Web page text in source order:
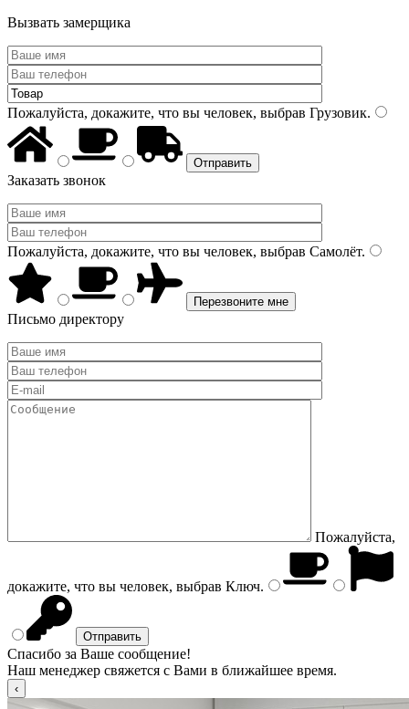
Вызвать замерщика
Пожалуйста, докажите, что вы человек, выбрав Грузовик.
Заказать звонок
Пожалуйста, докажите, что вы человек, выбрав Самолёт.
Письмо директору
Пожалуйста,
докажите, что вы человек, выбрав Ключ.
Спасибо за Ваше сообщение!
Наш менеджер свяжется с Вами в ближайшее время.